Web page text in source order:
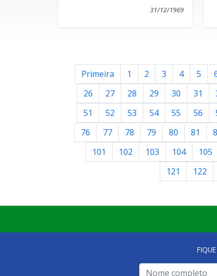
31/12/1969
Primeira 1 2 3 4 5
26
27 28 29 30 31
51
52 53 54 55 56
76
77 78 79 80 81
101
102 103 104 105
121
122